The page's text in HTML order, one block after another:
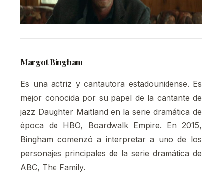
Margot Bingham
Es una actriz y cantautora estadounidense. Es
mejor conocida por su papel de la cantante de
jazz Daughter Maitland en la serie dramática de
época de HBO, Boardwalk Empire. En 2015,
Bingham comenzó a interpretar a uno de los
personajes principales de la serie dramática de
ABC, The Family.